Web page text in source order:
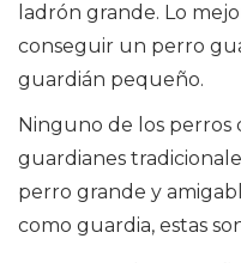
ladrón grande. Lo
conseguir un perro
guardián pequeño.
Ninguno de los perros
guardianes
perro grande y
como guardia, estas